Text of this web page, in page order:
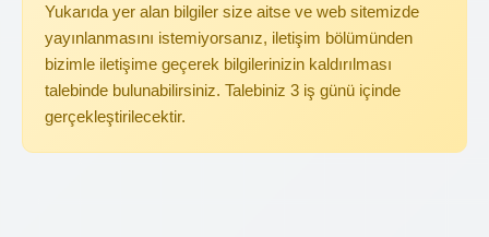
Yukarıda yer alan bilgiler size aitse ve web sitemizde
yayınlanmasını istemiyorsanız, iletişim bölümünden
bizimle iletişime geçerek bilgilerinizin kaldırılması
talebinde bulunabilirsiniz. Talebiniz 3 iş günü içinde
gerçekleştirilecektir.